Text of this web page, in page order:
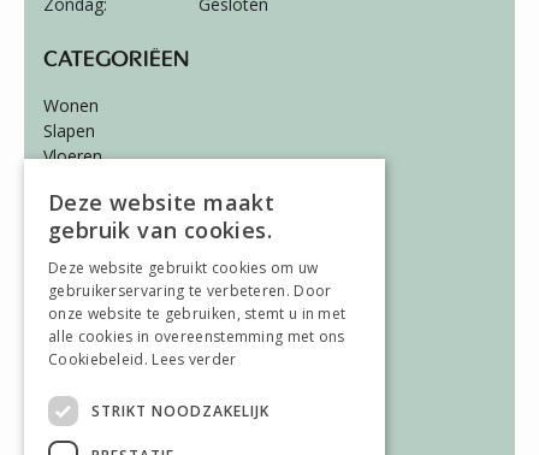
CATEGORIËEN
Wonen
Slapen
Vloeren
ALGEMEEN
Vacatures
Wooninspiratie
Over ons
Contact
AFWIJKENDE OPENINGSTIJDEN
Deze website maakt
gebruik van cookies.
Deze website gebruikt cookies om uw
gebruikerservaring te verbeteren. Door
onze website te gebruiken, stemt u in met
alle cookies in overeenstemming met ons
Cookiebeleid. Lees verder
STRIKT NOODZAKELIJK